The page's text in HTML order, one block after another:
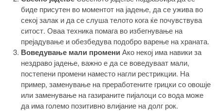
биде присутен во моментот на јадење, да се ужива во
секој залак и да се слуша телото кога ќе почувствува
ситост. Оваа техника помага во избегнување на
прејадување и обезбедува подобро варење на храната.
Воведување мали промениАко некој има навики за
нездраво јадење, важно е да се воведуваат мали,
постепени промени наместо нагли рестрикции. На
пример, заменување на преработените грицки со овошје
или заменување на газираните пијалоци со вода може
да има големо позитивно влијание на долг рок.